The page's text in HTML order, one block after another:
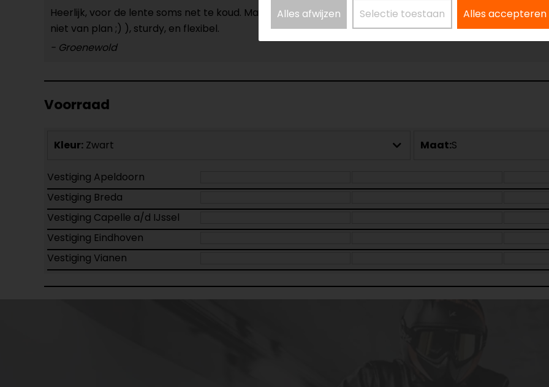
Heerlijk, voor de lente soms net te koud. Maar denk perfect voor de zomer. Goeie bescherming (denk
niet van plan ;) ), sturdy, en flexibel.
- Groenewold
Voorraad
Kleur: Zwart Maat:S
Vestiging Apeldoorn
Vestiging Breda
Vestiging Capelle a/d IJssel
Vestiging Eindhoven
Vestiging Vianen
Alles afwijzen Selectie toestaan Alles accepteren